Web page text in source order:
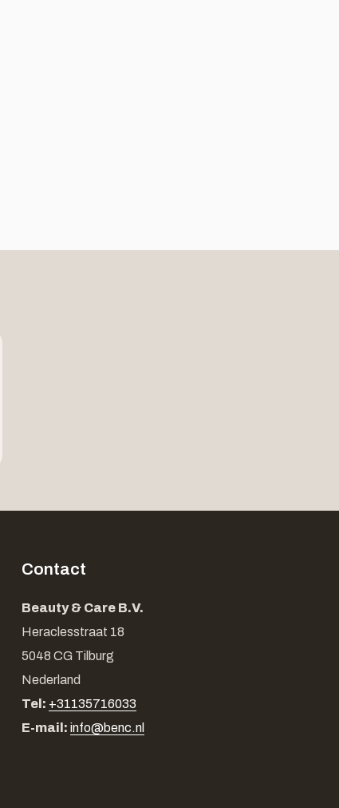
Contact
Beauty & Care B.V.
Heraclesstraat 18
5048 CG Tilburg
Nederland
Tel: +31135716033
E-mail: info@benc.nl